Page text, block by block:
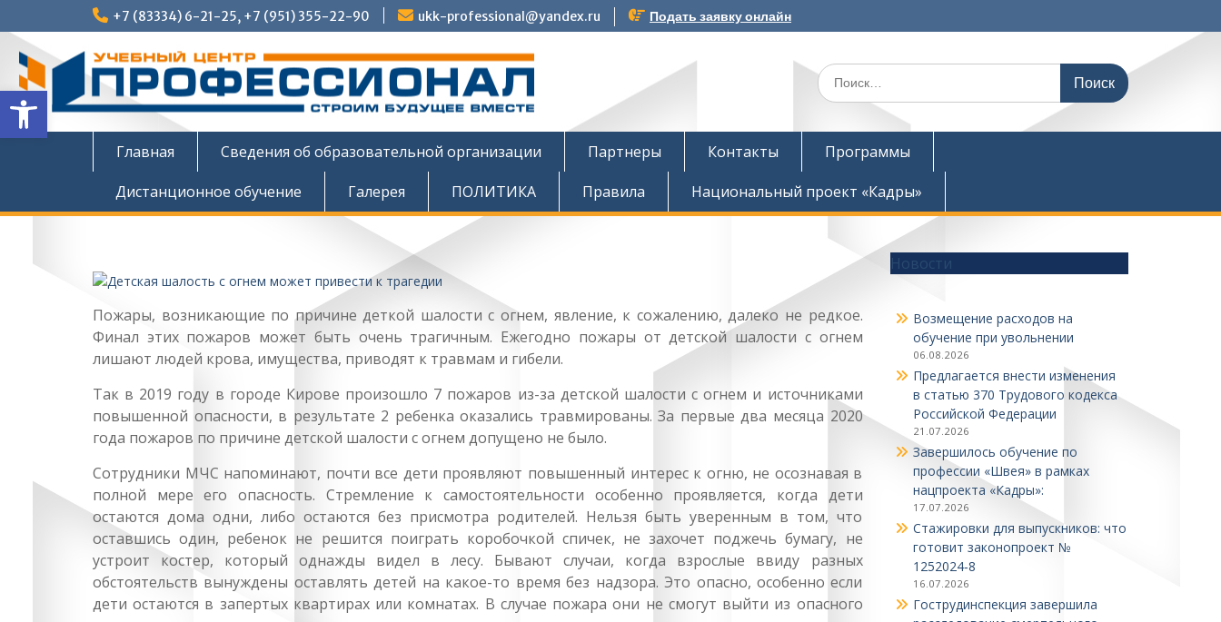
Открыть панель инструментов
к
содержимому
+7 (83334) 6-21-25, +7 (951) 355-22-90 ukk-professional@yandex.ru Подать заявку онлайн
Поиск
по:
Главная Сведения об образовательной организации Партнеры Контакты
Программы
Дистанционное обучение
Галерея ПОЛИТИКА Правила Национальный проект «Кадры»
Пожары, возникающие по причине деткой шалости с огнем, явление, к сожалению, далеко не редкое.
Финал этих пожаров может быть очень трагичным. Ежегодно пожары от детской шалости с огнем
лишают людей крова, имущества, приводят к травмам и гибели.
Так в 2019 году в городе Кирове произошло 7 пожаров из-за детской шалости с огнем и источниками
повышенной опасности, в результате 2 ребенка оказались травмированы. За первые два месяца 2020
года пожаров по причине детской шалости с огнем допущено не было.
Сотрудники МЧС напоминают, почти все дети проявляют повышенный интерес к огню, не осознавая в
полной мере его опасность. Стремление к самостоятельности особенно проявляется, когда дети
остаются дома одни, либо остаются без присмотра родителей. Нельзя быть уверенным в том, что
оставшись один, ребенок не решится поиграть коробочкой спичек, не захочет поджечь бумагу, не
устроит костер, который однажды видел в лесу. Бывают случаи, когда взрослые ввиду разных
обстоятельств вынуждены оставлять детей на какое-то время без надзора. Это опасно, особенно если
дети остаются в запертых квартирах или комнатах. В случае пожара они не смогут выйти из опасного
Новости
Возмещение расходов на
обучение при увольнении
06.08.2026
Предлагается внести изменения
в статью 370 Трудового кодекса
Российской Федерации
21.07.2026
Завершилось обучение по
профессии «Швея» в рамках
нацпроекта «Кадры»:
17.07.2026
Стажировки для выпускников: что
готовит законопроект №
1252024‑8
16.07.2026
Гострудинспекция завершила